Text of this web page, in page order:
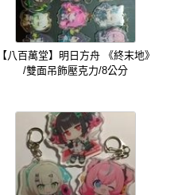
【八百萬堂】明日方舟 《終末地》
/雙面吊飾壓克力/8公分